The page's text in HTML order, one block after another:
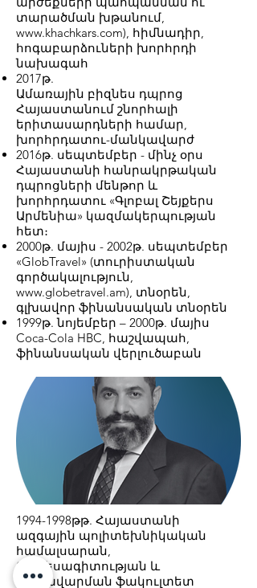
տարածման խթանում,
www.khachkars.com), հիմնադիր,
հոգաբարձուների խորհրդի
նախագահ
2017թ.
Ամառային բիզնես դպրոց
Հայաստանում շնորհալի
երիտասարդների համար,
խորհրդատու-մանկավարժ
2016թ. սեպտեմբեր - մինչ օրս
Հայաստանի հանրակրթական
դպրոցների մենթոր և
խորհրդատու «Գլոբալ Շեյքերս
Արմենիա» կազմակերպության
հետ։
2000թ. մայիս - 2002թ. սեպտեմբեր
«GlobTravel» (տուրիստական ​​
գործակալություն,
www.globetravel.am), տնօրեն,
գլխավոր ֆինանսական տնօրեն
1999թ. նոյեմբեր – 2000թ. մայիս
Coca-Cola HBC, հաշվապահ,
ֆինանսական վերլուծաբան
1994-1998թթ. Հայաստանի
ազգային պոլիտեխնիկական
համալսարան,
Տնտեսագիտության և
կառավարման ֆակուլտետ